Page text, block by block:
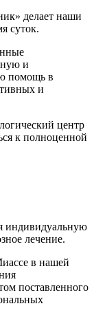
делает наши
суток.
и
помощь в
и
центр
к полноценной
индивидуальную
лечение.
в нашей
поставленного